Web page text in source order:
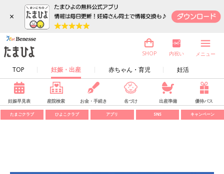
×
TOP 妊娠・出産 赤ちゃん・育児 妊活
SHOP 内祝い メニュー
妊娠早見表 産院検索 お金・手続き 名づけ 出産準備 優待パス
たまごクラブ ひよこクラブ アプリ SNS キャンペーン